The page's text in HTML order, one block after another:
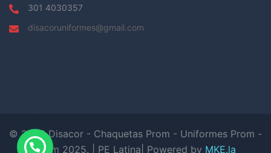
301 4030357
disacoruniformes@gmail.com
© 2026 Disacor - Chaquetas Prom - Uniformes Prom -
Prom 2025. | PE Latina| Powered by MKE.la